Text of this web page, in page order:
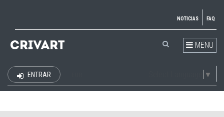
NOTICIAS FAQ
MENU
▼
ENTRAR